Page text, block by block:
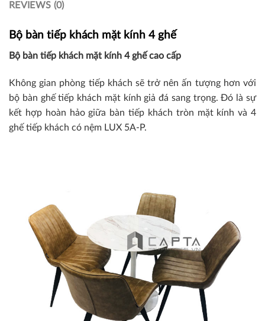
REVIEWS (0)
Bộ bàn tiếp khách mặt kính 4 ghế
Bộ bàn tiếp khách mặt kính 4 ghế cao cấp
Không gian phòng tiếp khách sẽ trở nên ấn tượng hơn với
bộ bàn ghế tiếp khách mặt kính giả đá sang trọng. Đó là sự
kết hợp hoàn hảo giữa bàn tiếp khách tròn mặt kính và 4
ghế tiếp khách có nệm LUX 5A-P.